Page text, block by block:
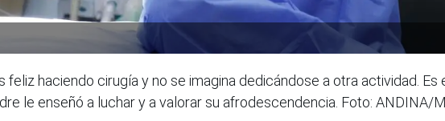
haciendo cirugía y no se imagina dedicándose a otra actividad. Es
le enseñó a luchar y a valorar su afrodescendencia. Foto: ANDINA/